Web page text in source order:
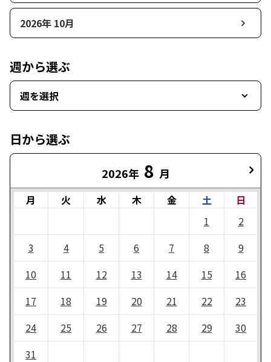
2026年 10月
週から選ぶ
週を選択
日から選ぶ
2026年 8 月
月 火 水 木 金 土
日
1
2
3
4 5 6 7 8
9
10
11 12 13 14 15
16
17
18 19 20 21 22
23
24
25 26 27 28 29
30
31